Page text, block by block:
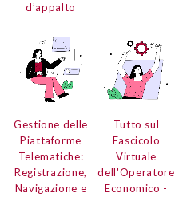
d’appalto
Gestione delle
Piattaforme
Telematiche:
Registrazione,
Navigazione e
Tutto sul
Fascicolo
Virtuale
dell'Operatore
Economico -